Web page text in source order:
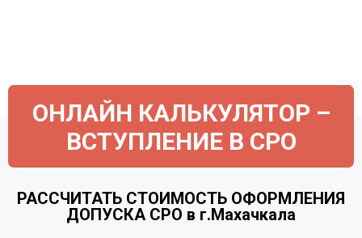
ОНЛАЙН КАЛЬКУЛЯТОР –
ВСТУПЛЕНИЕ В СРО
РАССЧИТАТЬ СТОИМОСТЬ ОФОРМЛЕНИЯ
ДОПУСКА СРО в г.Махачкала